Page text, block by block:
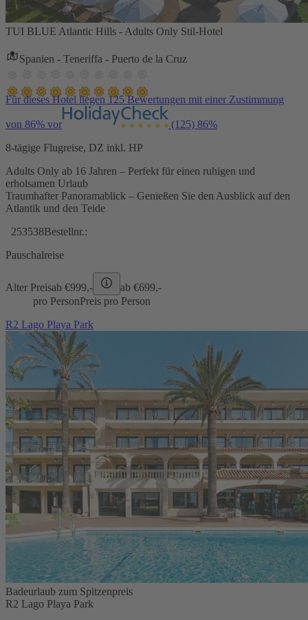
TUI BLUE Atlantic Hills - Adults Only Stil-Hotel
Spanien - Teneriffa - Puerto de la Cruz
Für dieses Hotel liegen 125 Bewertungen mit einer Zustimmung
von 86% vor (125) 86%
8-tägige Flugreise, DZ inkl. HP
Adults Only ab 16 Jahren – Perfekt für einen ruhigen und
erholsamen Urlaub
Traumhafter Panoramablick – Genießen Sie den Ausblick auf den
Atlantik und den Teide
253538Bestellnr.:
Pauschalreise
Alter Preisab €999,- ab €699,-
pro PersonPreis pro Person
R2 Lago Playa Park
Badeurlaub zum Spitzenpreis
R2 Lago Playa Park